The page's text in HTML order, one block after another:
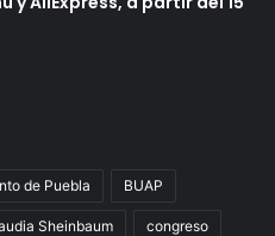
de Puebla BUAP
Sheinbaum congreso